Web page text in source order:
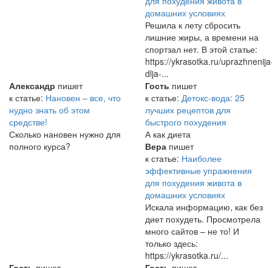
домашних условиях
Решила к лету сбросить
лишние жиры, а времени на
спортзал нет. В этой статье:
https://ykrasotka.ru/
dlja-...
Александр пишет
к статье: Нановен – все, что
нудно знать об этом
средстве!
Сколько нановен нужно для
полного курса?
Гость пишет
к статье: Детокс-вода: 25
лучших рецептов для
быстрого похудения
А как диета
Вера пишет
к статье: Наиболее
эффективные упражнения
для похудения живота в
домашних условиях
Искала информацию, как без
диет похудеть. Просмотрела
много сайтов – не то! И
только здесь:
https://ykrasotka.ru/...